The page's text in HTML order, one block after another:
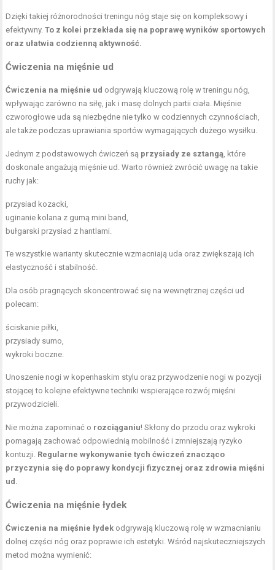
Dzięki takiej różnorodności treningu nóg staje się on kompleksowy i
efektywny.To z kolei przekłada się na poprawę wyników sportowych
oraz ułatwia codzienną aktywność.
Ćwiczenia na mięśnie ud
Ćwiczenia na mięśnie ud odgrywają kluczową rolę w treningu nóg,
wpływając zarówno na siłę, jak i masę dolnych partii ciała. Mięśnie
czworogłowe uda są niezbędne nie tylko w codziennych czynnościach,
ale także podczas uprawiania sportów wymagających dużego wysiłku.
Jednym z podstawowych ćwiczeń są przysiady ze sztangą, które
doskonale angażują mięśnie ud. Warto również zwrócić uwagę na takie
ruchy jak:
przysiad kozacki,
uginanie kolana z gumą mini band ,
bułgarski przysiad z hantlami.
Te wszystkie warianty skutecznie wzmacniają uda oraz zwiększają ich
elastyczność i stabilność.
Dla osób pragnących skoncentrować się na wewnętrznej części ud
polecam:
ściskanie piłki,
przysiady sumo,
wykroki boczne.
Unoszenie nogi w kopenhaskim stylu oraz przywodzenie nogi w pozycji
stojącej to kolejne efektywne techniki wspierające rozwój mięśni
przywodzicieli.
Nie można zapominać o rozciąganiu! Skłony do przodu oraz wykroki
pomagają zachować odpowiednią mobilność i zmniejszają ryzyko
kontuzji. Regularne wykonywanie tych ćwiczeń znacząco
przyczynia się do poprawy kondycji fizycznej oraz zdrowia mięśni
ud.
Ćwiczenia na mięśnie łydek
Ćwiczenia na mięśnie łydek odgrywają kluczową rolę w wzmacnianiu
dolnej części nóg oraz poprawie ich estetyki. Wśród najskuteczniejszych
metod można wymienić: